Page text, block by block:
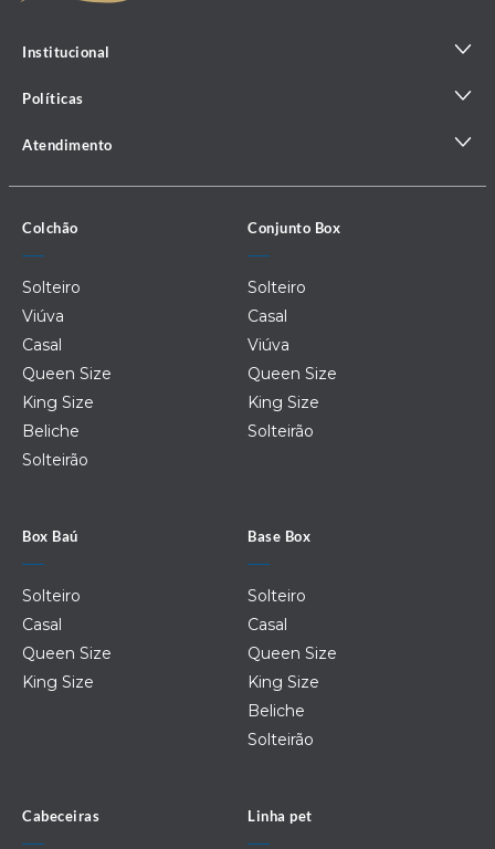
Institucional
Políticas
Atendimento
Colchão
Solteiro
Viúva
Casal
Queen Size
King Size
Beliche
Solteirão
Conjunto Box
Solteiro
Casal
Viúva
Queen Size
King Size
Solteirão
Box Baú
Solteiro
Casal
Queen Size
King Size
Base Box
Solteiro
Casal
Queen Size
King Size
Beliche
Solteirão
Cabeceiras Linha pet